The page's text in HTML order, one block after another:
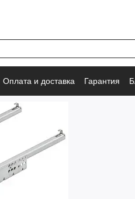
Оплата и доставка Гарантия